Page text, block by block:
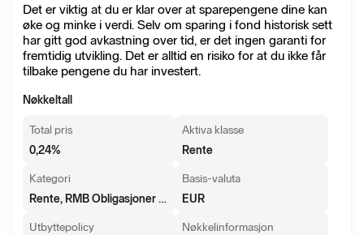
Det er viktig at du er klar over at sparepengene dine kan
øke og minke i verdi. Selv om sparing i fond historisk sett
har gitt god avkastning over tid, er det ingen garanti for
fremtidig utvikling. Det er alltid en risiko for at du ikke får
tilbake pengene du har investert.
Nøkkeltall
Total pris
0,24%
Aktiva klasse
Rente
Kategori
Rente, RMB Obligasjoner - innenlandsk
Basis-valuta
EUR
Utbyttepolicy
Nøkkelinformasjon